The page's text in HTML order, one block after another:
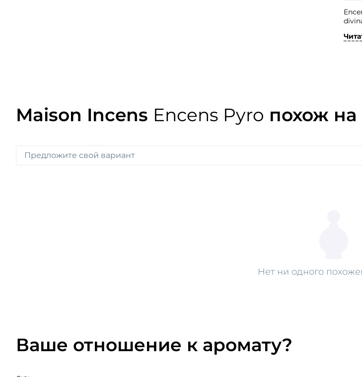
Maison Incens Encens Pyro похож на
Нет ни одного
Ваше отношение к аромату?